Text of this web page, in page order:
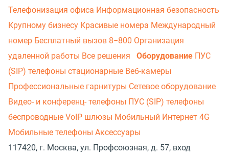
Телефонизация офиса Информационная безопасность
Крупному бизнесу Красивые номера Международный
номер Бесплатный вызов 8−800 Организация
удаленной работы Все решения Оборудование ПУС
(SIP) телефоны стационарные Веб-камеры
Профессиональные гарнитуры Сетевое оборудование
Видео- и конференц- телефоны ПУС (SIP) телефоны
беспроводные VoIP шлюзы Мобильный Интернет 4G
Мобильные телефоны Аксессуары
117420, г. Москва, ул. Профсоюзная, д. 57, вход